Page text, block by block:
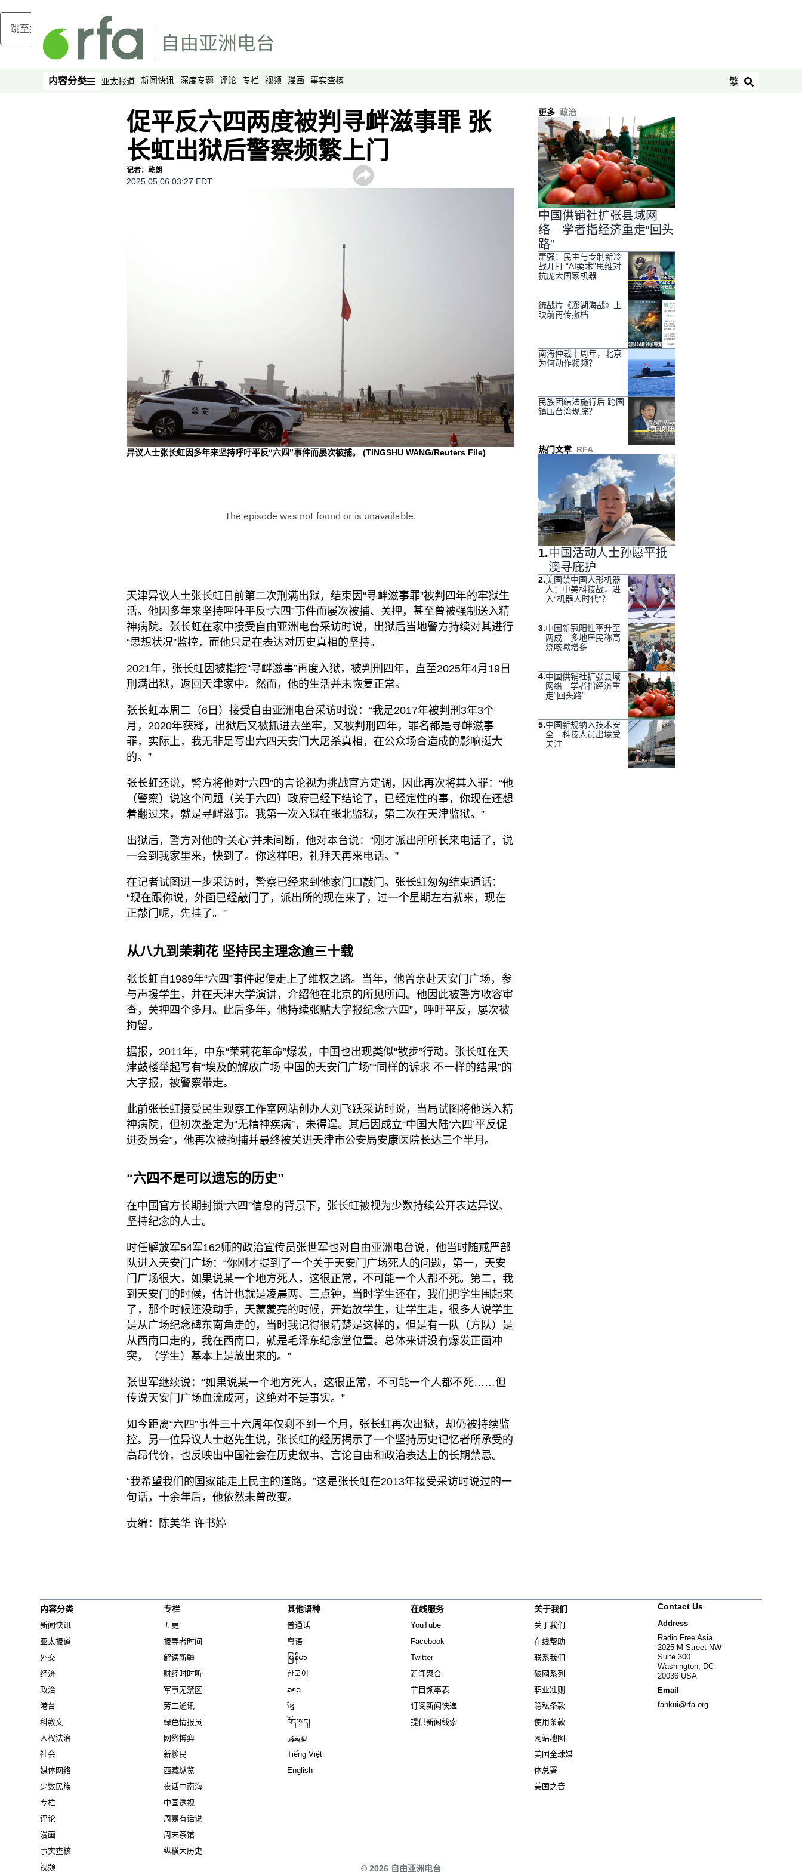
跳至主内容
内容分类
内容分类 亚太报道 新闻快讯 深度专题 评论 专栏 视频 漫画 事实查核 繁
搜索
促平反六四两度被判寻衅滋事罪 张
长虹出狱后警察频繁上门
记者：乾朗
2025.05.06 03:27 EDT
异议人士张长虹因多年来坚持呼吁平反“六四”事件而屡次被捕。 (TINGSHU WANG/Reuters File)
天津异议人士张长虹日前第二次刑满出狱，结束因“寻衅滋事罪”被判四年的牢狱生
活。他因多年来坚持呼吁平反“六四”事件而屡次被捕、关押，甚至曾被强制送入精
神病院。张长虹在家中接受自由亚洲电台采访时说，出狱后当地警方持续对其进行
“思想状况”监控，而他只是在表达对历史真相的坚持。
2021年，张长虹因被指控“寻衅滋事”再度入狱，被判刑四年，直至2025年4月19日
刑满出狱，返回天津家中。然而，他的生活并未恢复正常。
张长虹本周二（6日）接受自由亚洲电台采访时说：“我是2017年被判刑3年3个
月，2020年获释，出狱后又被抓进去坐牢，又被判刑四年，罪名都是寻衅滋事
罪，实际上，我无非是写出六四天安门大屠杀真相，在公众场合造成的影响挺大
的。”
张长虹还说，警方将他对“六四”的言论视为挑战官方定调，因此再次将其入罪：“他
（警察）说这个问题（关于六四）政府已经下结论了，已经定性的事，你现在还想
着翻过来，就是寻衅滋事。我第一次入狱在张北监狱，第二次在天津监狱。”
出狱后，警方对他的“关心”并未间断，他对本台说：“刚才派出所所长来电话了，说
一会到我家里来，快到了。你这样吧，礼拜天再来电话。”
在记者试图进一步采访时，警察已经来到他家门口敲门。张长虹匆匆结束通话：
“现在跟你说，外面已经敲门了，派出所的现在来了，过一个星期左右就来，现在
正敲门呢，先挂了。”
从八九到茉莉花 坚持民主理念逾三十载
张长虹自1989年“六四”事件起便走上了维权之路。当年，他曾亲赴天安门广场，参
与声援学生，并在天津大学演讲，介绍他在北京的所见所闻。他因此被警方收容审
查，关押四个多月。此后多年，他持续张贴大字报纪念“六四”，呼吁平反，屡次被
拘留。
据报，2011年，中东“茉莉花革命”爆发，中国也出现类似“散步”行动。张长虹在天
津鼓楼举起写有“埃及的解放广场 中国的天安门广场”“同样的诉求 不一样的结果”的
大字报，被警察带走。
此前张长虹接受民生观察工作室网站创办人刘飞跃采访时说，当局试图将他送入精
神病院，但初次鉴定为“无精神疾病”，未得逞。其后因成立“中国大陆‘六四’平反促
进委员会”，他再次被拘捕并最终被关进天津市公安局安康医院长达三个半月。
“六四不是可以遗忘的历史”
在中国官方长期封锁“六四”信息的背景下，张长虹被视为少数持续公开表达异议、
坚持纪念的人士。
时任解放军54军162师的政治宣传员张世军也对自由亚洲电台说，他当时随戒严部
队进入天安门广场：“你刚才提到了一个关于天安门广场死人的问题，第一，天安
门广场很大，如果说某一个地方死人，这很正常，不可能一个人都不死。第二，我
到天安门的时候，估计也就是凌晨两、三点钟，当时学生还在，我们把学生围起来
了，那个时候还没动手，天蒙蒙亮的时候，开始放学生，让学生走，很多人说学生
是从广场纪念碑东南角走的，当时我记得很清楚是这样的，但是有一队（方队）是
从西南口走的，我在西南口，就是毛泽东纪念堂位置。总体来讲没有爆发正面冲
突，（学生）基本上是放出来的。”
张世军继续说：“如果说某一个地方死人，这很正常，不可能一个人都不死……但
传说天安门广场血流成河，这绝对不是事实。”
如今距离“六四”事件三十六周年仅剩不到一个月，张长虹再次出狱，却仍被持续监
控。另一位异议人士赵先生说，张长虹的经历揭示了一个坚持历史记忆者所承受的
高昂代价，也反映出中国社会在历史叙事、言论自由和政治表达上的长期禁忌。
“我希望我们的国家能走上民主的道路。”这是张长虹在2013年接受采访时说过的一
句话，十余年后，他依然未曾改变。
责编：陈美华 许书婷
更多 政治
中国供销社扩张县域网
络 学者指经济重走“回头
路”
萧强：民主与专制新冷
战开打 “AI柔术”思维对
抗庞大国家机器
统战片《澎湖海战》上
映前再传撤档
南海仲裁十周年，北京
为何动作频频？
民族团结法施行后 跨国
镇压台湾现踪？
热门文章 RFA
1.中国活动人士孙愿平抵
澳寻庇护
2.美国禁中国人形机器
人：中美科技战，进
入“机器人时代”？
3.中国新冠阳性率升至
两成 多地居民称高
烧咳嗽增多
4.中国供销社扩张县域
网络 学者指经济重
走“回头路”
5.中国新规纳入技术安
全 科技人员出境受
关注
内容分类
新闻快讯
亚太报道
外交
经济
政治
港台
科教文
人权法治
社会
媒体网络
少数民族
专栏
评论
漫画
事实查核
视频
专栏
五更
报导者时间
解读新疆
财经时时听
军事无禁区
劳工通讯
绿色情报员
网络博弈
新移民
西藏纵览
夜话中南海
中国透视
周嘉有话说
周末茶馆
纵横大历史
其他语种
普通话
粤语
မြန်မာ
한국어
ລາວ
ខ្មែ
བོད་སྐད།
ئۇيغۇر
Tiếng Việt
English
在线服务
YouTube
Facebook
Twitter
新闻聚合
节目频率表
订阅新闻快递
提供新闻线索
关于我们
关于我们
在线帮助
联系我们
破网系列
职业准则
隐私条款
使用条款
网站地图
美国全球媒
体总署
美国之音
Contact Us
Address
Radio Free Asia
2025 M Street NW
Suite 300
Washington, DC
20036 USA
Email
fankui@rfa.org
© 2026 自由亚洲电台